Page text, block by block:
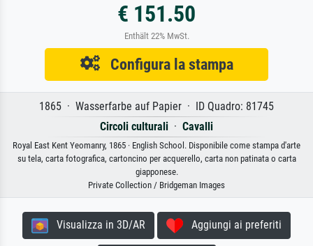
€ 151.50
Enthält 22% MwSt.
Configura la stampa
1865 · Wasserfarbe auf Papier · ID Quadro: 81745
Circoli culturali · Cavalli
Royal East Kent Yeomanry, 1865 · English School. Disponibile come stampa d'arte
su tela, carta fotografica, cartoncino per acquerello, carta non patinata o carta
giapponese.
Private Collection / Bridgeman Images
Visualizza in 3D/AR Aggiungi ai preferiti